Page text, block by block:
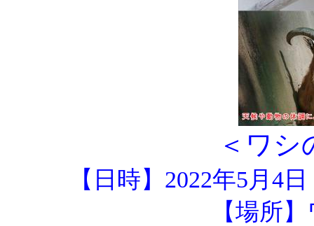
＜ワシ
【日時】2022年5月4
【場所